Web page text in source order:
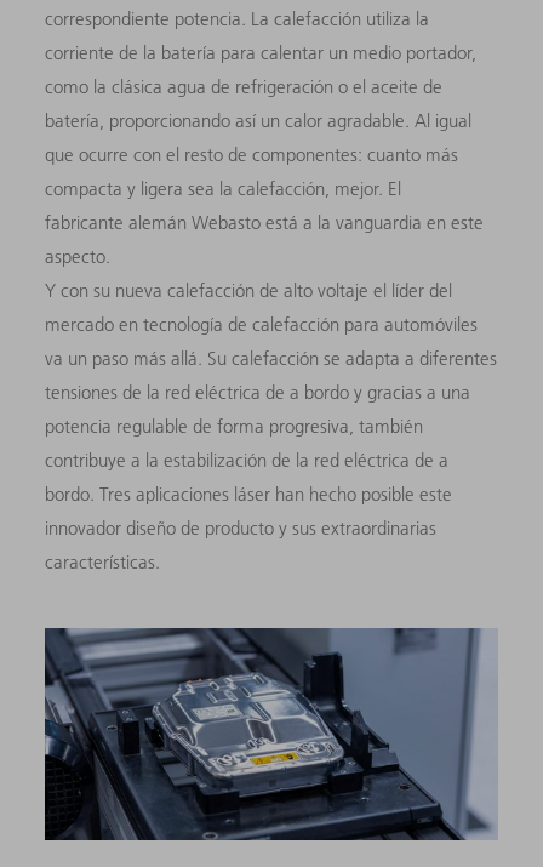
correspondiente potencia. La calefacción utiliza la
corriente de la batería para calentar un medio portador,
como la clásica agua de refrigeración o el aceite de
batería, proporcionando así un calor agradable. Al igual
que ocurre con el resto de componentes: cuanto más
compacta y ligera sea la calefacción, mejor. El
fabricante alemán Webasto está a la vanguardia en este
aspecto.
Y con su nueva calefacción de alto voltaje el líder del
mercado en tecnología de calefacción para automóviles
va un paso más allá. Su calefacción se adapta a diferentes
tensiones de la red eléctrica de a bordo y gracias a una
potencia regulable de forma progresiva, también
contribuye a la estabilización de la red eléctrica de a
bordo. Tres aplicaciones láser han hecho posible este
innovador diseño de producto y sus extraordinarias
características.